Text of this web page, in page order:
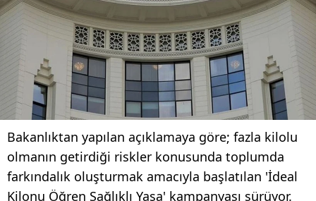
Bakanlıktan yapılan açıklamaya göre; fazla kilolu
olmanın getirdiği riskler konusunda toplumda
farkındalık oluşturmak amacıyla başlatılan 'İdeal
Kilonu Öğren Sağlıklı Yaşa' kampanyası sürüyor.